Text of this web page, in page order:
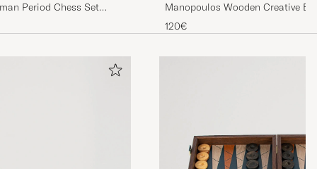
Period Chess Set
Manopoulos Wooden Creative
Backgammon
120€